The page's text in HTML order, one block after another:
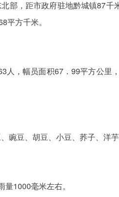
北部，距市政府驻地黔城镇87
方千米。
，幅员面积67．99平方公里
豆、胡豆、小豆、荞子、洋芋
1000毫米左右。